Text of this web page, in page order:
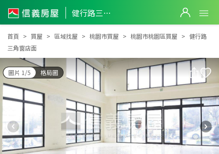
健行路三角窗店面
健行路三角窗店面
首頁 買屋 區域找屋 桃園市買屋 桃園市桃園區買屋
健行路
三角窗店面
圖片 1/5 格局圖